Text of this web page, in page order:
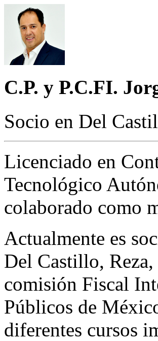
C.P. y P.C.FI.
Socio en Del
Licenciado en
Tecnológico
colaborado como
Actualmente es
Del Castillo,
comisión Fiscal
Públicos de
diferentes cursos